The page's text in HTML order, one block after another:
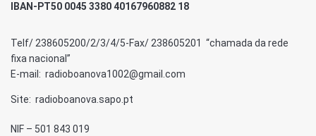
IBAN-PT50 0045 3380 40167960882 18
Telf/ 238605200/2/3/4/5-Fax/ 238605201 “chamada da rede
fixa nacional”
E-mail: radioboanova1002@gmail.com
Site: radioboanova.sapo.pt
NIF – 501 843 019